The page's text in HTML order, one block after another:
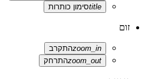
titleסימון כותרות
זום
zoom_inהתקרב
zoom_outהתרחק